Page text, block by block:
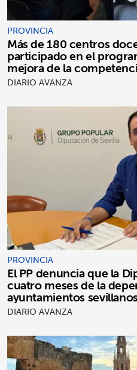
PROVINCIA
Más de 180 centros
participado en el
mejora de la
alumnado
DIARIO AVANZA
PROVINCIA
El PP denuncia que la
cuatro meses de la
ayuntamientos
DIARIO AVANZA